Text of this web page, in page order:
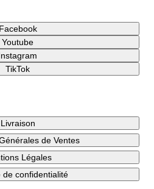
Facebook
Youtube
TikTok
Livraison
de Ventes
Légales
de confidentialité